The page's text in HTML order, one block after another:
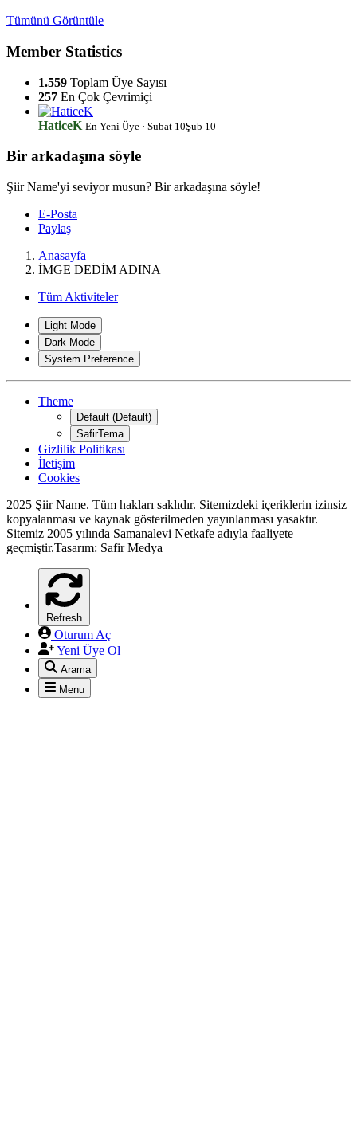
Tümünü Görüntüle
Member Statistics
1.559 Toplam Üye Sayısı
257 En Çok Çevrimiçi
HaticeK En Yeni Üye · Subat 10Şub 10
Bir arkadaşına söyle
Şiir Name'yi seviyor musun? Bir arkadaşına söyle!
E-Posta
Paylaş
Anasayfa
İMGE DEDİM ADINA
Tüm Aktiviteler
Light Mode
Dark Mode
System Preference
Theme
Default (Default)
SafirTema
Gizlilik Politikası
İletişim
Cookies
2025 Şiir Name. Tüm hakları saklıdır. Sitemizdeki içeriklerin izinsiz
kopyalanması ve kaynak gösterilmeden yayınlanması yasaktır.
Sitemiz 2005 yılında Samanalevi Netkafe adıyla faaliyete
geçmiştir.Tasarım: Safir Medya
Refresh
Oturum Aç
Yeni Üye Ol
Arama
Menu
*